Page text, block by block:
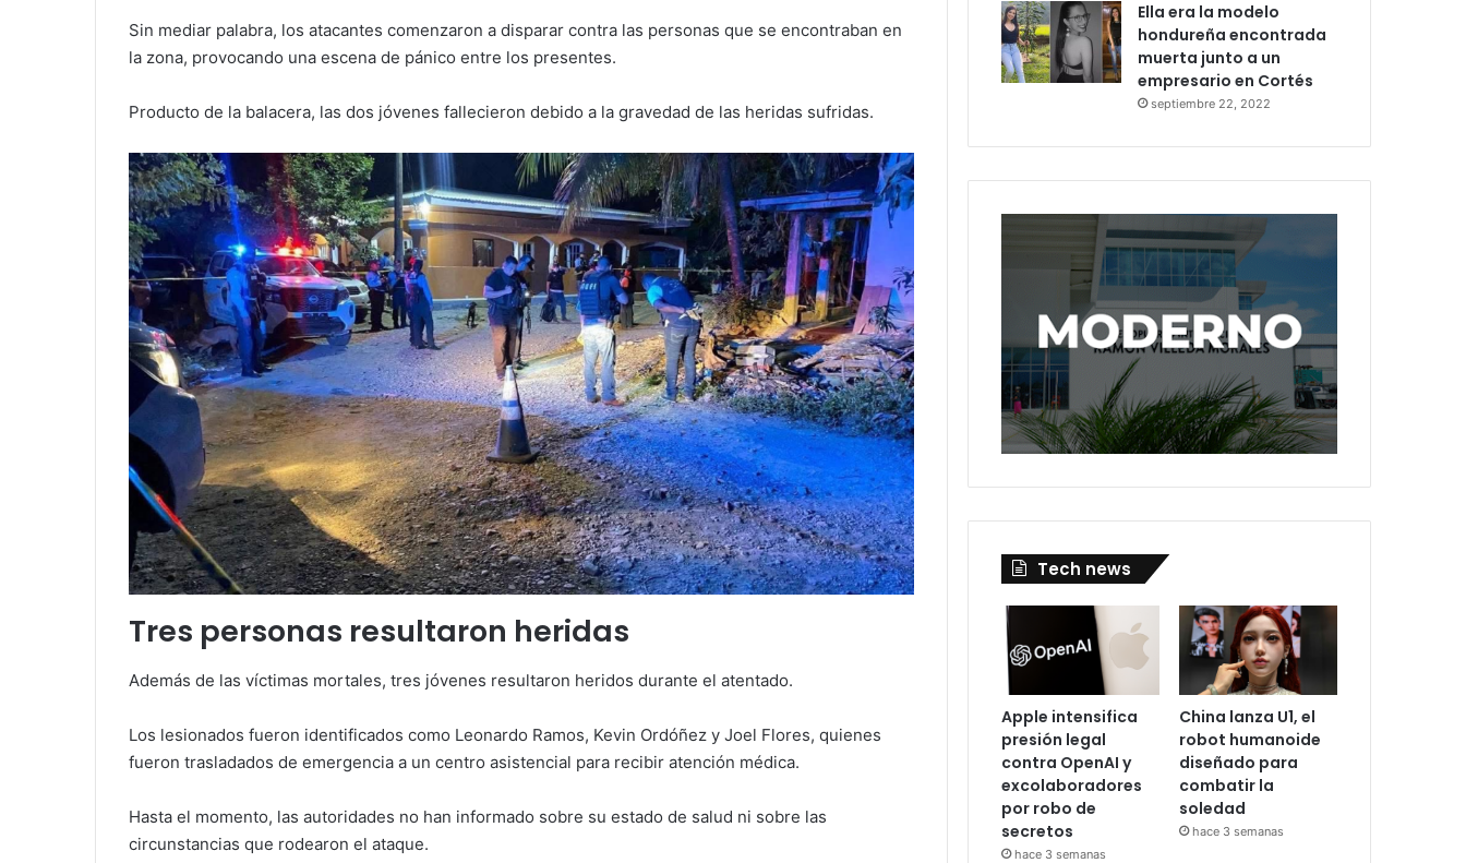
Sin mediar palabra, los atacantes comenzaron a disparar contra las personas que se encontraban en
la zona, provocando una escena de pánico entre los presentes.
Producto de la balacera, las dos jóvenes fallecieron debido a la gravedad de las heridas sufridas.
Tres personas resultaron heridas
Además de las víctimas mortales, tres jóvenes resultaron heridos durante el atentado.
Los lesionados fueron identificados como Leonardo Ramos, Kevin Ordóñez y Joel Flores, quienes
fueron trasladados de emergencia a un centro asistencial para recibir atención médica.
Hasta el momento, las autoridades no han informado sobre su estado de salud ni sobre las
circunstancias que rodearon el ataque.
Ella era la modelo
hondureña encontrada
muerta junto a un
empresario en Cortés
septiembre 22, 2022
Tech news
Apple intensifica
presión legal
contra OpenAI y
excolaboradores
por robo de
secretos
hace 3 semanas
China lanza U1, el
robot humanoide
diseñado para
combatir la
soledad
hace 3 semanas